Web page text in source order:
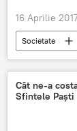
16 Aprilie
Societate
Moldova
incendii
Cât ne-a
Sfintele Paști